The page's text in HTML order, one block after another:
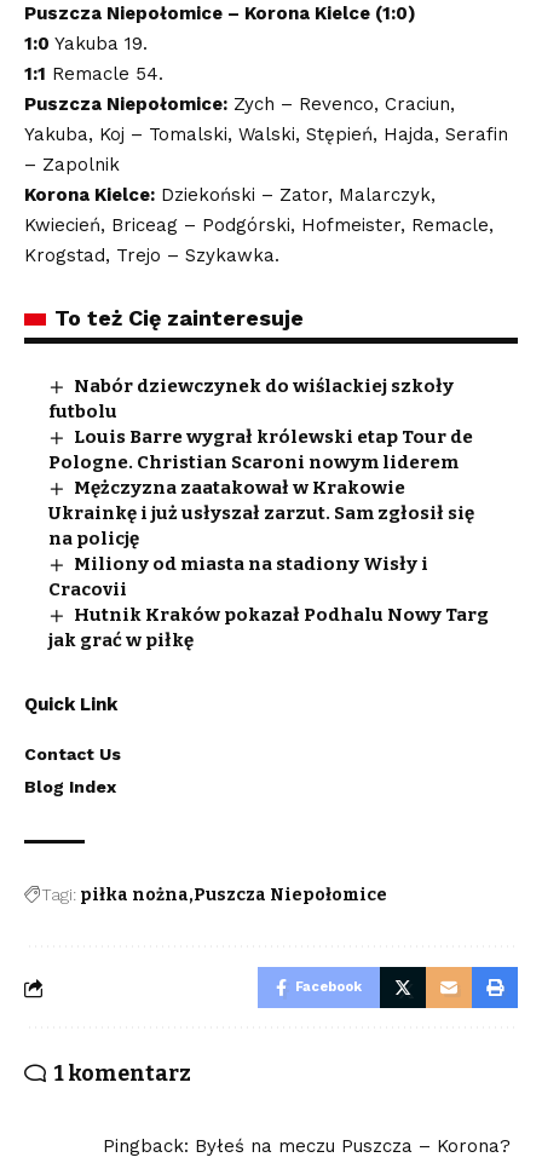
Puszcza Niepołomice – Korona Kielce (1:0)
1:0 Yakuba 19.
1:1 Remacle 54.
Puszcza Niepołomice: Zych – Revenco, Craciun,
Yakuba, Koj – Tomalski, Walski, Stępień, Hajda, Serafin
– Zapolnik
Korona Kielce: Dziekoński – Zator, Malarczyk,
Kwiecień, Briceag – Podgórski, Hofmeister, Remacle,
Krogstad, Trejo – Szykawka.
To też Cię zainteresuje
Nabór dziewczynek do wiślackiej szkoły
futbolu
Louis Barre wygrał królewski etap Tour de
Pologne. Christian Scaroni nowym liderem
Mężczyzna zaatakował w Krakowie
Ukrainkę i już usłyszał zarzut. Sam zgłosił się
na policję
Miliony od miasta na stadiony Wisły i
Cracovii
Hutnik Kraków pokazał Podhalu Nowy Targ
jak grać w piłkę
Quick Link
Contact Us
Blog Index
Tagi: piłka nożna Puszcza Niepołomice
Facebook
1 komentarz
Pingback: Byłeś na meczu Puszcza – Korona?